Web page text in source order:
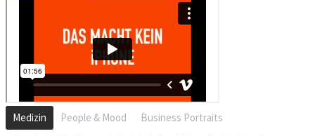
Medizin People & Mood
Business Portraits